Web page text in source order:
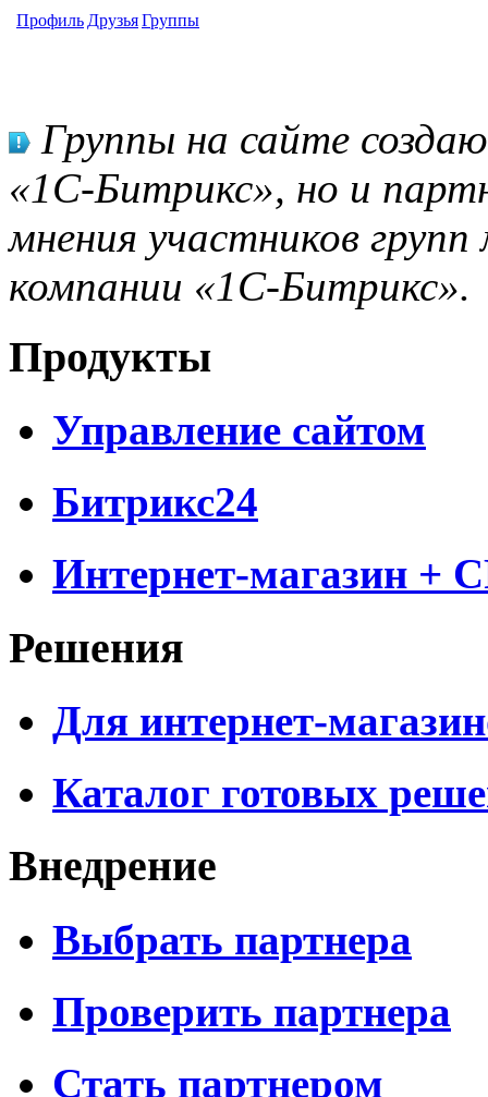
Профиль ДрузьяГруппы
Группы на сайте
«1С-Битрикс», но и
мнения участников
компании «1С-Битрикс».
Продукты
Управление сайтом
Битрикс24
Интернет-магазин +
Решения
Для интернет-
Каталог готовых
Внедрение
Выбрать партнера
Проверить партнера
Стать партнером